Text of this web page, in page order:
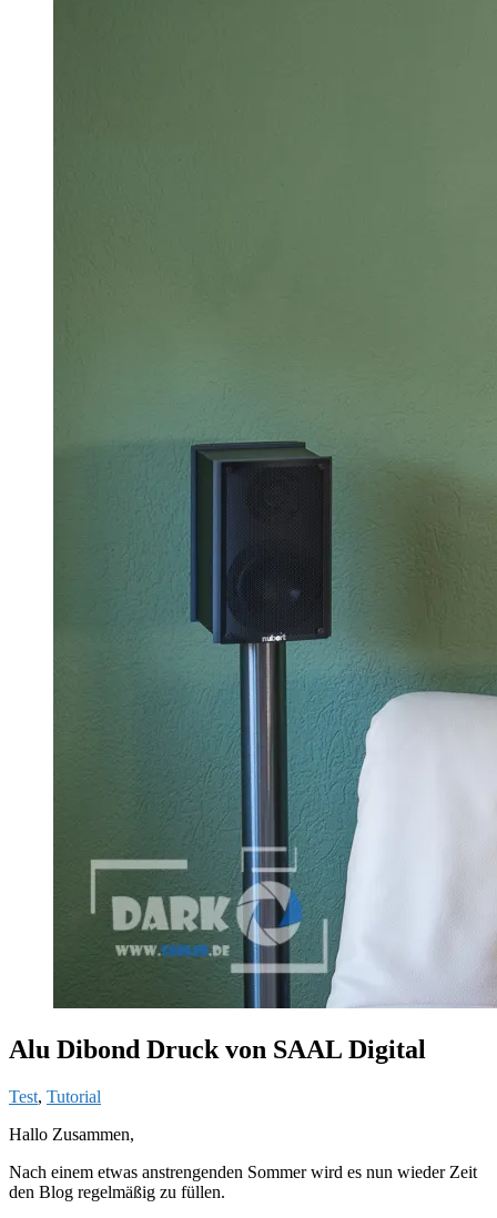
Alu Dibond Druck von SAAL Digital
Test, Tutorial
Hallo Zusammen,
Nach einem etwas anstrengenden Sommer wird es nun wieder Zeit
den Blog regelmäßig zu füllen.